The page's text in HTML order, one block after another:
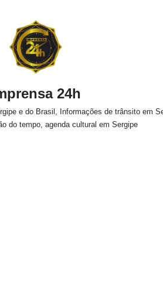
24h
e do Brasil, Informações de trânsito em
do tempo, agenda cultural em Sergipe